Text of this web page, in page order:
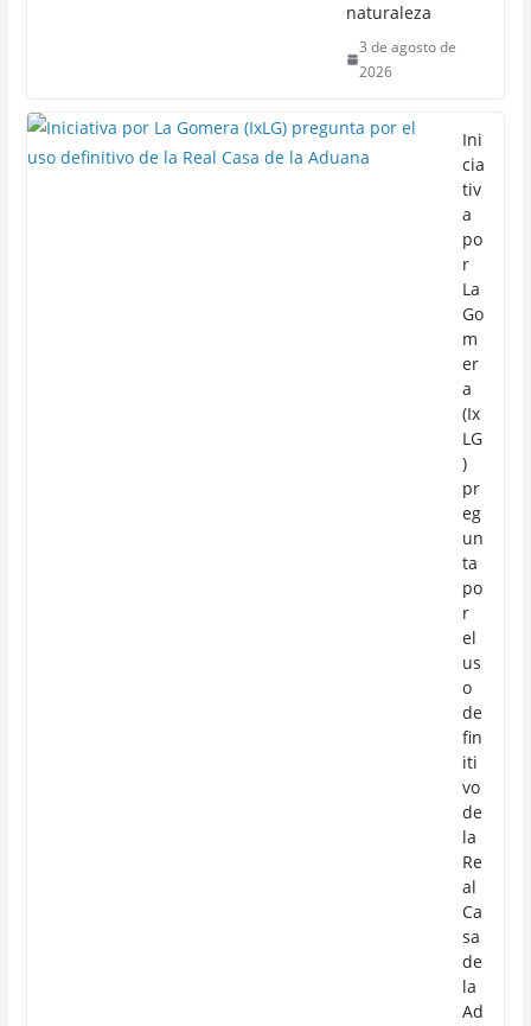
naturaleza
3 de agosto de
2026
Ini
cia
tiv
a
po
r
La
Go
m
er
a
(Ix
LG
)
pr
eg
un
ta
po
r
el
us
o
de
fin
iti
vo
de
la
Re
al
Ca
sa
de
la
Ad